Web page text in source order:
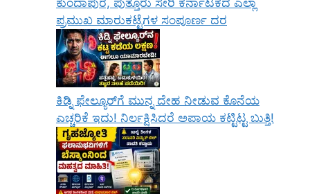
ಕುಂದಾಪುರ, ಪುತ್ತೂರು ಸೇರಿ ಕರ್ನಾಟಕದ ಎಲ್ಲಾ
ಪ್ರಮುಖ ಮಾರುಕಟ್ಟೆಗಳ ಸಂಪೂರ್ಣ ದರ
ಕಿಡ್ನಿ ಫೇಲ್ಯೂರ್‌ಗೆ ಮುನ್ನ ದೇಹ ನೀಡುವ ಕೊನೆಯ
ಎಚ್ಚರಿಕೆ ಇದು! ನಿರ್ಲಕ್ಷಿಸಿದರೆ ಅಪಾಯ ಕಟ್ಟಿಟ್ಟ ಬುತ್ತಿ!